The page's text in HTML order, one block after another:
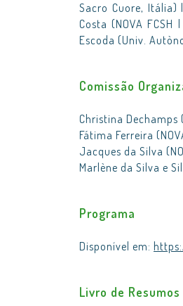
Sacro Cuore, Itália)
Costa (NOVA
Escoda (Univ.
Comissão
Christina Dechamps
Fátima Ferreira
Jacques da Silva
Marlène da Silva e
Programa
Disponível em:
Livro de Resumos